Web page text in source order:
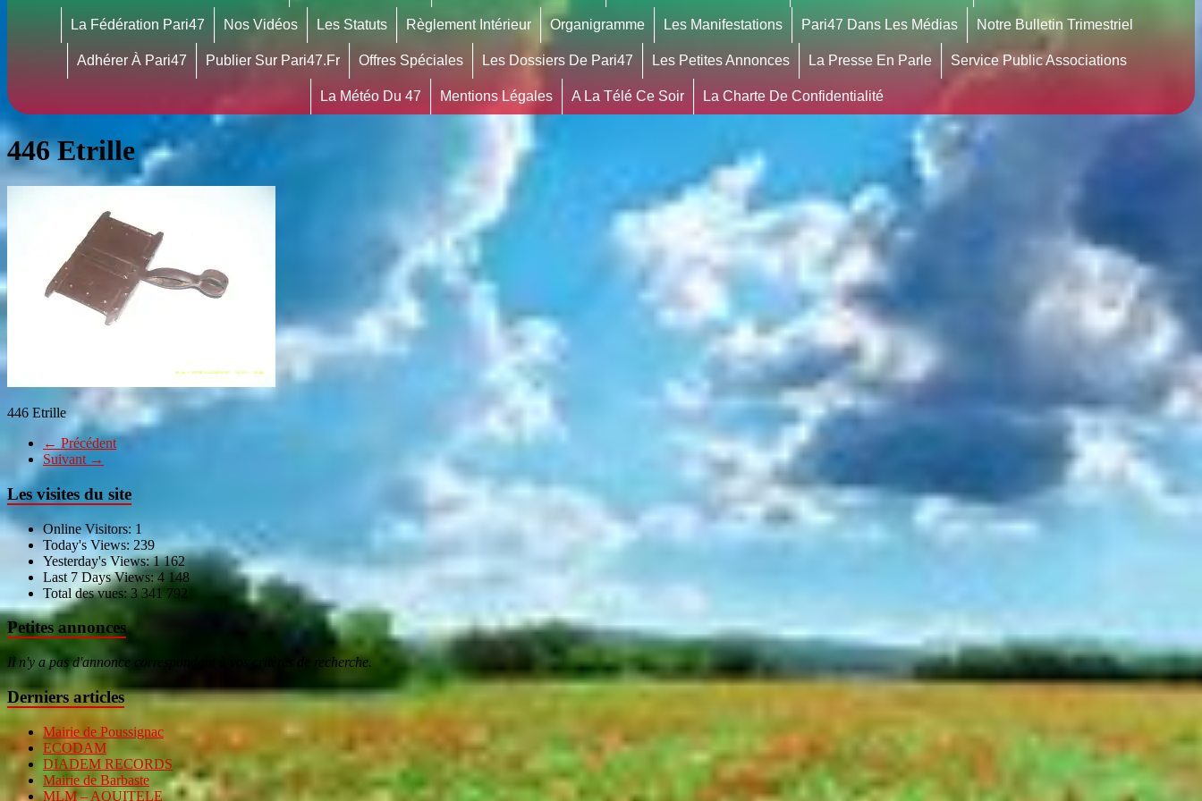
La Fédération Pari47 Nos Vidéos Les Statuts Règlement Intérieur Organigramme Les Manifestations Pari47 Dans Les Médias Notre Bulletin Trimestriel
Adhérer À Pari47 Publier Sur Pari47.fr Offres Spéciales Les Dossiers De Pari47 Les Petites Annonces La Presse En Parle Service Public Associations
La Météo Du 47 Mentions Légales A La Télé Ce Soir La Charte De Confidentialité
446 Etrille
446 Etrille
← Précédent
Suivant →
Les visites du site
Online Visitors: 1
Today's Views: 239
Yesterday's Views:1 162
Last 7 Days Views: 4 148
Total des vues:3 341 792
Petites annonces
Il n'y a pas d'annonce correspondant à vos critères de recherche.
Derniers articles
Mairie de Poussignac
ECODAM
DIADEM RECORDS
Mairie de Barbaste
MLM – AQUITELE